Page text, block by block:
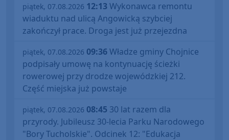
piątek, 07.08.2026 12:13Wykonawca remontu
wiaduktu nad ulicą Angowicką szybciej
zakończył prace. Droga jest już przejezdna
piątek, 07.08.2026 09:36Władze gminy Chojnice
podpisały umowę na kontynuację ścieżki
rowerowej przy drodze wojewódzkiej 212.
Część miejska już powstaje
piątek, 07.08.2026 08:45 30 lat razem dla
przyrody. Jubileusz 30-lecia Parku Narodowego
"Bory Tucholskie". Odcinek 12: "Edukacja